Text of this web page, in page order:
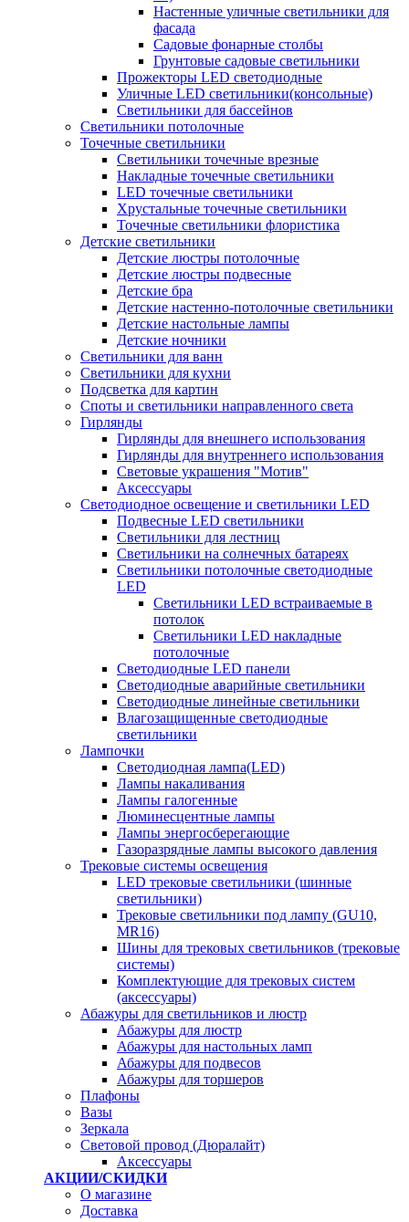
Настенные уличные светильники для
фасада
Садовые фонарные столбы
Грунтовые садовые светильники
Прожекторы LED светодиодные
Уличные LED светильники(консольные)
Светильники для бассейнов
Светильники потолочные
Точечные светильники
Светильники точечные врезные
Накладные точечные светильники
LED точечные светильники
Хрустальные точечные светильники
Точечные светильники флористика
Детские светильники
Детские люстры потолочные
Детские люстры подвесные
Детские бра
Детские настенно-потолочные светильники
Детские настольные лампы
Детские ночники
Светильники для ванн
Светильники для кухни
Подсветка для картин
Споты и светильники направленного света
Гирлянды
Гирлянды для внешнего использования
Гирлянды для внутреннего использования
Световые украшения "Мотив"
Аксессуары
Светодиодное освещение и светильники LED
Подвесные LED светильники
Светильники для лестниц
Светильники на солнечных батареях
Светильники потолочные светодиодные
LED
Cветильники LED встраиваемые в
потолок
Светильники LED накладные
потолочные
Светодиодные LED панели
Светодиодные аварийные светильники
Светодиодные линейные светильники
Влагозащищенные светодиодные
светильники
Лампочки
Светодиодная лампа(LED)
Лампы накаливания
Лампы галогенные
Люминесцентные лампы
Лампы энергосберегающие
Газоразрядные лампы высокого давления
Трековые системы освещения
LED трековые светильники (шинные
светильники)
Трековые светильники под лампу (GU10,
MR16)
Шины для трековых светильников (трековые
системы)
Комплектующие для трековых систем
(аксессуары)
Абажуры для светильников и люстр
Абажуры для люстр
Абажуры для настольных ламп
Абажуры для подвесов
Абажуры для торшеров
Плафоны
Вазы
Зеркала
Световой провод (Дюралайт)
Аксессуары
АКЦИИ/СКИДКИ
О магазине
Доставка